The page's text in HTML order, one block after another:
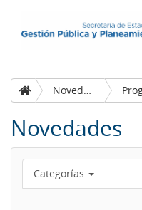
Novedades
Novedades
Categorías